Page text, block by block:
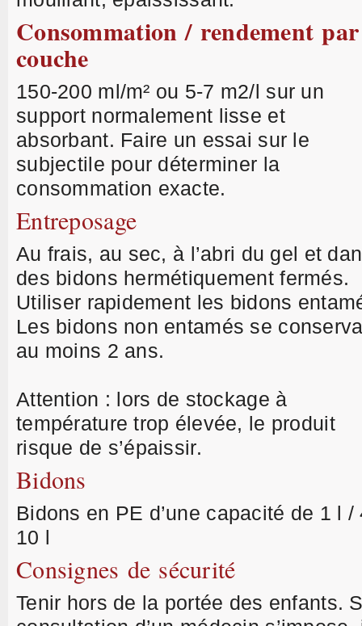
Consommation / rendement par
couche
150-200 ml/m² ou 5-7 m2/l sur un
support normalement lisse et
absorbant. Faire un essai sur le
subjectile pour déterminer la
consommation exacte.
Entreposage
Au frais, au sec, à l’abri du gel et
des bidons hermétiquement fermés.
Utiliser rapidement les bidons
Les bidons non entamés se
au moins 2 ans.
Attention : lors de stockage à
température trop élevée, le produit
risque de s’épaissir.
Bidons
Bidons en PE d’une capacité de 1 l /
10 l
Consignes de sécurité
Tenir hors de la portée des enfants.